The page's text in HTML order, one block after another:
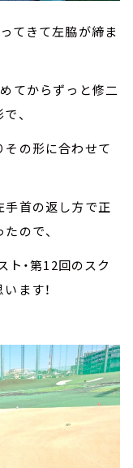
てきて左脇が締ま
てからずっと修二
、
の形に合わせて
手首の返し方で正
ので、
・第12回のスク
ます！